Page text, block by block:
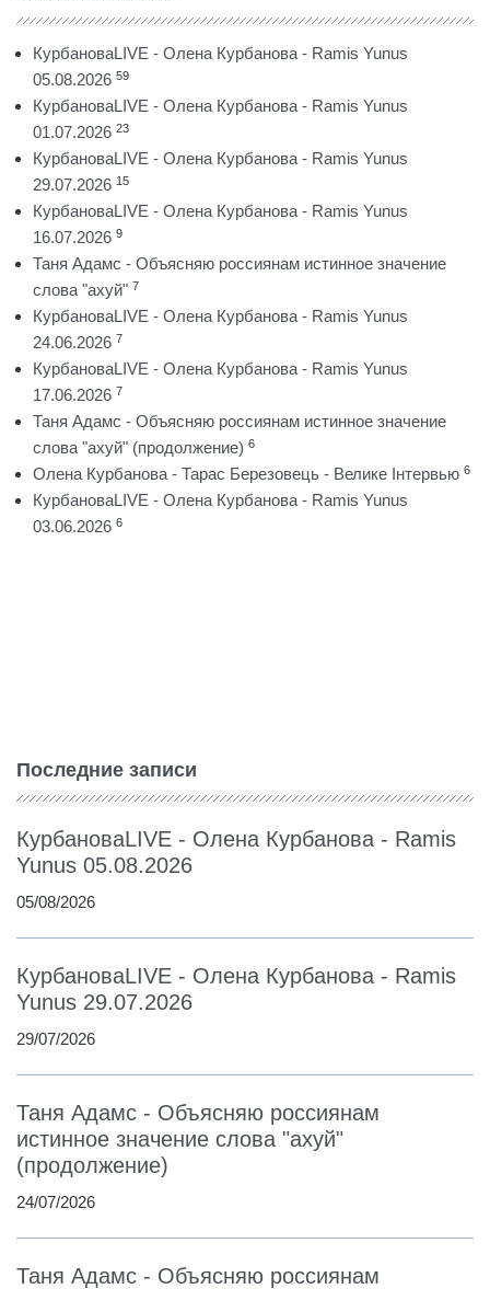
КурбановаLIVE - Олена Курбанова - Ramis Yunus
05.08.2026 59
КурбановаLIVE - Олена Курбанова - Ramis Yunus
01.07.2026 23
КурбановаLIVE - Олена Курбанова - Ramis Yunus
29.07.2026 15
КурбановаLIVE - Олена Курбанова - Ramis Yunus
16.07.2026 9
Таня Адамс - Объясняю россиянам истинное значение
слова "ахуй" 7
КурбановаLIVE - Олена Курбанова - Ramis Yunus
24.06.2026 7
КурбановаLIVE - Олена Курбанова - Ramis Yunus
17.06.2026 7
Таня Адамс - Объясняю россиянам истинное значение
слова "ахуй" (продолжение) 6
Олена Курбанова - Тарас Березовець - Велике Інтервью 6
КурбановаLIVE - Олена Курбанова - Ramis Yunus
03.06.2026 6
Последние записи
КурбановаLIVE - Олена Курбанова - Ramis
Yunus 05.08.2026
05/08/2026
КурбановаLIVE - Олена Курбанова - Ramis
Yunus 29.07.2026
29/07/2026
Таня Адамс - Объясняю россиянам
истинное значение слова "ахуй"
(продолжение)
24/07/2026
Таня Адамс - Объясняю россиянам